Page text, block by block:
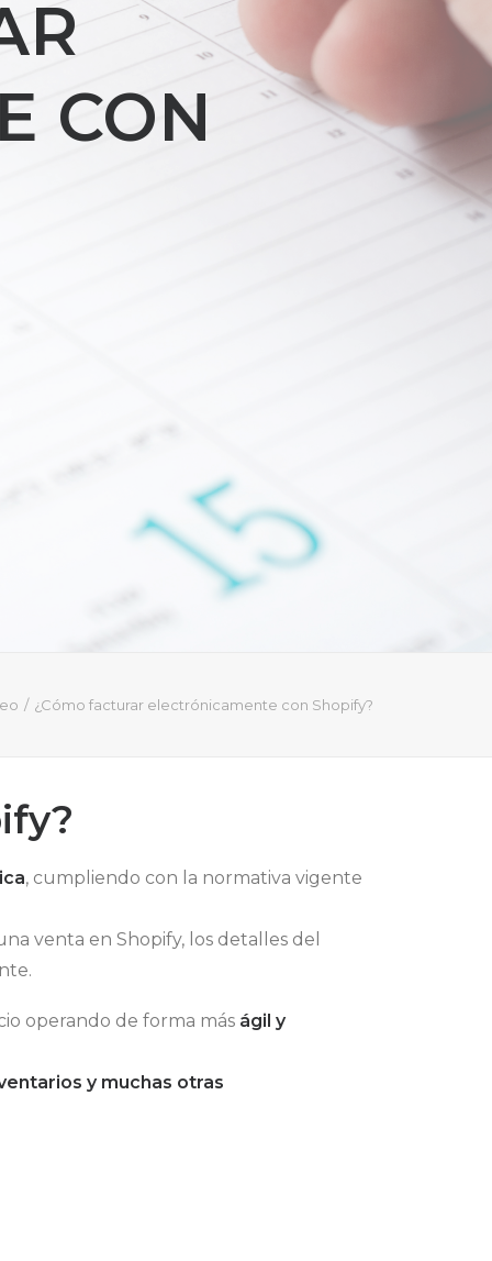
CON
¿Cómo facturar electrónicamente con Shopify?
, cumpliendo con la normativa vigente
venta en Shopify, los detalles del
operando de forma más ágil y
y muchas otras